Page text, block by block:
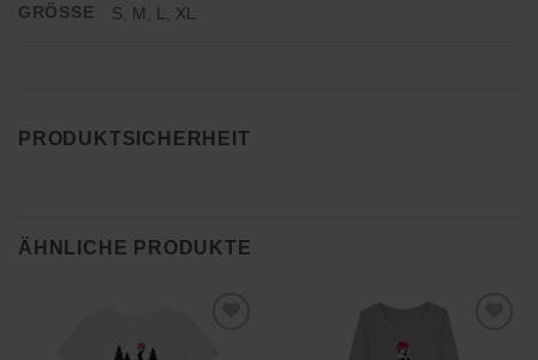
GRÖSSE S, M, L, XL
PRODUKTSICHERHEIT
ÄHNLICHE PRODUKTE